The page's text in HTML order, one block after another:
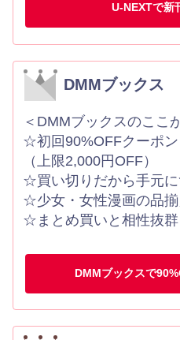
U-NEXTで新
DMMブックス
＜DMMブックスのここ
☆初回90%OFFクーポン
（上限2,000円OFF）
☆買い切りだから手元に
☆少女・女性漫画の品揃
☆まとめ買いと相性抜群
DMMブックスで